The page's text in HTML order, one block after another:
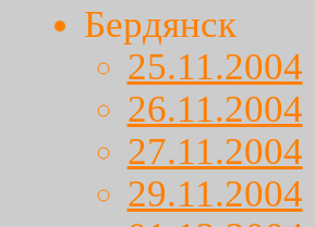
Бердянск
25.11.2004
26.11.2004
27.11.2004
29.11.2004